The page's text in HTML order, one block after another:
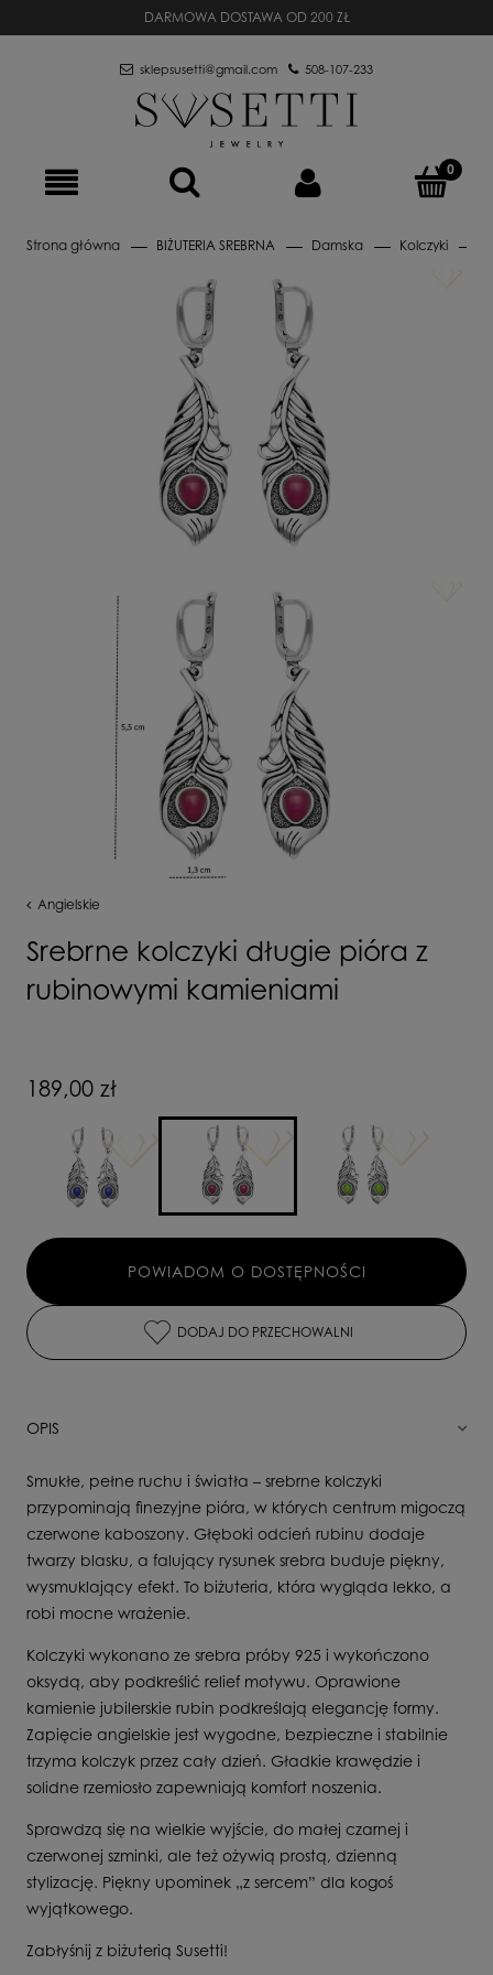
DARMOWA DOSTAWA OD 200 ZŁ
sklepsusetti@gmail.com 508-107-233
Strona główna BIŻUTERIA SREBRNA Damska Kolczyki
Angielskie
Srebrne kolczyki długie pióra z
rubinowymi kamieniami
189,00 zł
POWIADOM O DOSTĘPNOŚCI
DODAJ DO PRZECHOWALNI
OPIS
Smukłe, pełne ruchu i światła – srebrne kolczyki
przypominają finezyjne pióra, w których centrum migoczą
czerwone kaboszony. Głęboki odcień rubinu dodaje
twarzy blasku, a falujący rysunek srebra buduje piękny,
wysmuklający efekt. To biżuteria, która wygląda lekko, a
robi mocne wrażenie.
Kolczyki wykonano ze srebra próby 925 i wykończono
oksydą, aby podkreślić relief motywu. Oprawione
kamienie jubilerskie rubin podkreślają elegancję formy.
Zapięcie angielskie jest wygodne, bezpieczne i stabilnie
trzyma kolczyk przez cały dzień. Gładkie krawędzie i
solidne rzemiosło zapewniają komfort noszenia.
Sprawdzą się na wielkie wyjście, do małej czarnej i
czerwonej szminki, ale też ożywią prostą, dzienną
stylizację. Piękny upominek „z sercem” dla kogoś
wyjątkowego.
Zabłyśnij z biżuterią Susetti!